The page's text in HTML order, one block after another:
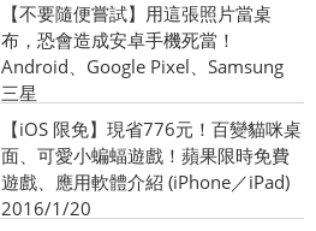
【不要隨便嘗試】用這張照片當桌
布，恐會造成安卓手機死當！
Android、Google Pixel、Samsung
三星
【iOS 限免】現省776元！百變貓咪桌
面、可愛小蝙蝠遊戲！蘋果限時免費
遊戲、應用軟體介紹 (iPhone／iPad)
2016/1/20